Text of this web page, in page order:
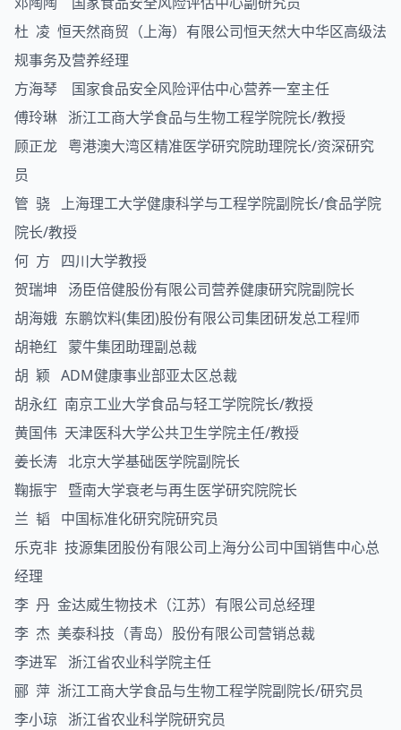
杜 凌 恒天然商贸（上海）有限公司恒天然大中华区高级法
规事务及营养经理
方海琴 国家食品安全风险评估中心营养一室主任
傅玲琳 浙江工商大学食品与生物工程学院院长/教授
顾正龙 粤港澳大湾区精准医学研究院助理院长/资深研究
员
管 骁 上海理工大学健康科学与工程学院副院长/食品学院
院长/教授
何 方 四川大学教授
贺瑞坤 汤臣倍健股份有限公司营养健康研究院副院长
胡海娥 东鹏饮料(集团)股份有限公司集团研发总工程师
胡艳红 蒙牛集团助理副总裁
胡 颖 ADM健康事业部亚太区总裁
胡永红 南京工业大学食品与轻工学院院长/教授
黄国伟 天津医科大学公共卫生学院主任/教授
姜长涛 北京大学基础医学院副院长
鞠振宇 暨南大学衰老与再生医学研究院院长
兰 韬 中国标准化研究院研究员
乐克非 技源集团股份有限公司上海分公司中国销售中心总
经理
李 丹 金达威生物技术（江苏）有限公司总经理
李 杰 美泰科技（青岛）股份有限公司营销总裁
李进军 浙江省农业科学院主任
郦 萍 浙江工商大学食品与生物工程学院副院长/研究员
李小琼 浙江省农业科学院研究员